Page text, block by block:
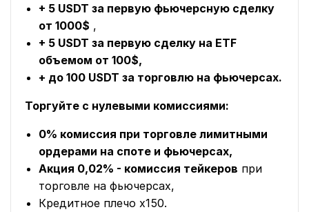
+ 5 USDT за первую фьючерсную сделку
от 1000$ ,
+ 5 USDT за первую сделку на ETF
объемом от 100$,
+ до 100 USDT за торговлю на фьючерсах.
Торгуйте с нулевыми комиссиями:
0% комиссия при торговле лимитными
ордерами на споте и фьючерсах,
Акция 0,02% - комиссия тейкеров при
торговле на фьючерсах,
Кредитное плечо x150.